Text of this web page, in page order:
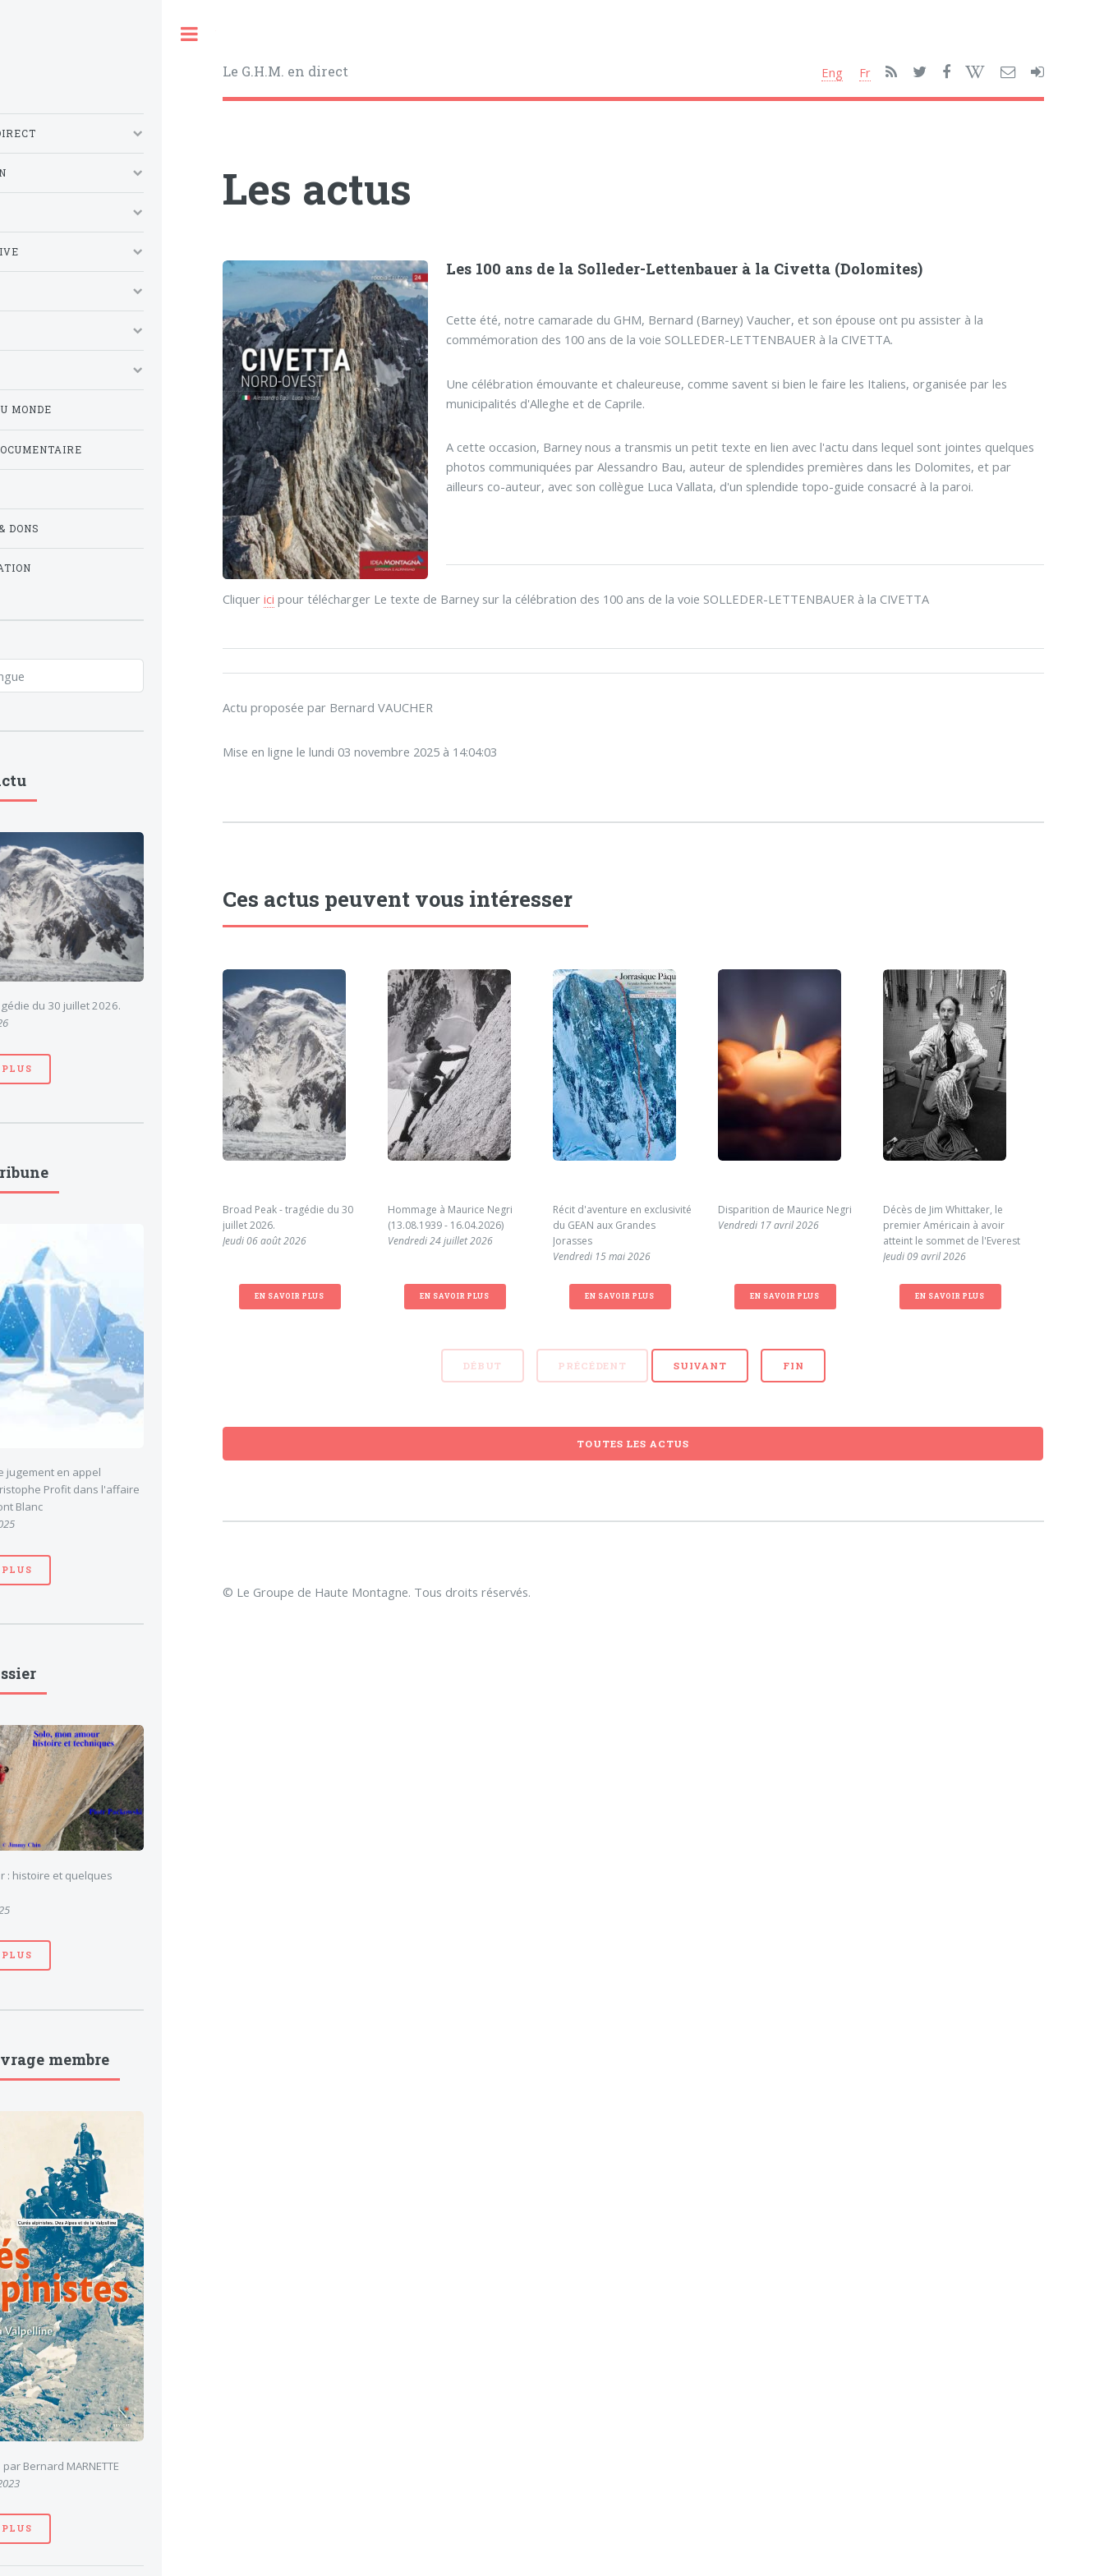
Le G.H.M. en direct Eng Fr
Les actus
Les 100 ans de la Solleder-Lettenbauer à la Civetta (Dolomites)
Cette été, notre camarade du GHM, Bernard (Barney) Vaucher, et son épouse ont pu assister à la
commémoration des 100 ans de la voie SOLLEDER-LETTENBAUER à la CIVETTA.
Une célébration émouvante et chaleureuse, comme savent si bien le faire les Italiens, organisée par les
municipalités d'Alleghe et de Caprile.
A cette occasion, Barney nous a transmis un petit texte en lien avec l'actu dans lequel sont jointes quelques
photos communiquées par Alessandro Bau, auteur de splendides premières dans les Dolomites, et par
ailleurs co-auteur, avec son collègue Luca Vallata, d'un splendide topo-guide consacré à la paroi.
Cliquer ici pour télécharger Le texte de Barney sur la célébration des 100 ans de la voie SOLLEDER-LETTENBAUER à la CIVETTA
Actu proposée par Bernard VAUCHER
Mise en ligne le lundi 03 novembre 2025 à 14:04:03
Ces actus peuvent vous intéresser
Broad Peak - tragédie du 30
juillet 2026.
Jeudi 06 août 2026
EN SAVOIR PLUS
Hommage à Maurice Negri
(13.08.1939 - 16.04.2026)
Vendredi 24 juillet 2026
EN SAVOIR PLUS
Récit d'aventure en exclusivité
du GEAN aux Grandes
Jorasses
Vendredi 15 mai 2026
EN SAVOIR PLUS
Disparition de Maurice Negri
Vendredi 17 avril 2026
EN SAVOIR PLUS
Décès de Jim Whittaker, le
premier Américain à avoir
atteint le sommet de l'Everest
Jeudi 09 avril 2026
EN SAVOIR PLUS
DÉBUT PRÉCÉDENT SUIVANT FIN
TOUTES LES ACTUS
© Le Groupe de Haute Montagne. Tous droits réservés.
MONDE
DONS
du 30 juillet 2026.
PLUS
jugement en appel
Profit dans l'affaire
Blanc
PLUS
: histoire et quelques
PLUS
membre
Bernard MARNETTE
PLUS